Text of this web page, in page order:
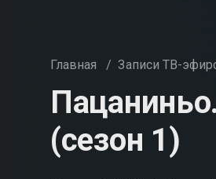
Главная / Записи ТВ-
(сезон 1)